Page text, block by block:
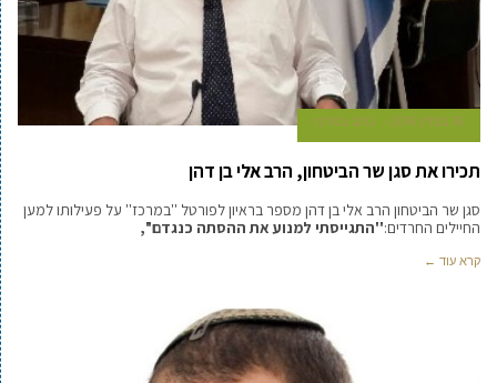
16 במרץ 2016 כתב במרכז
תכירו את סגן שר הביטחון, הרב אלי בן דהן
סגן שר הביטחון הרב אלי בן דהן מספר בראיון לפורטל ''במרכז'' על פעילותו למען
החיילים החרדים:''התגייסתי למנוע את ההסתה כנגדם'',
קרא עוד ←